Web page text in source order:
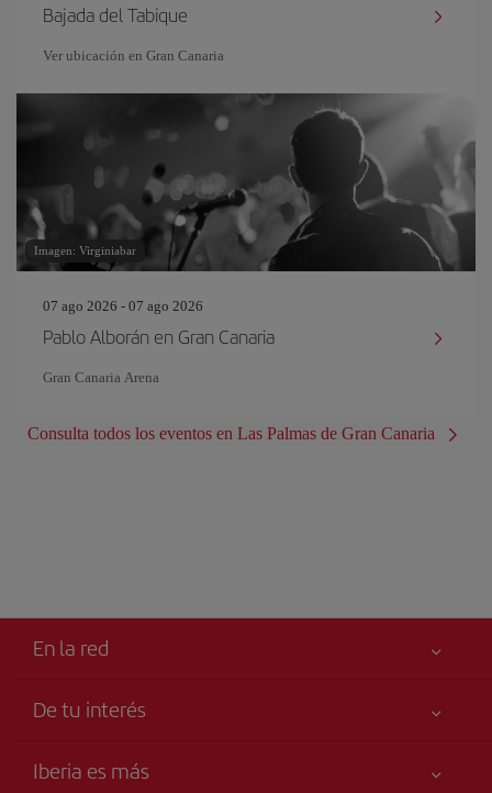
Bajada del Tabique
Ver ubicación en Gran Canaria
Imagen: Virginiabar
07 ago 2026 - 07 ago 2026
Pablo Alborán en Gran Canaria
Gran Canaria Arena
Consulta todos los eventos en Las Palmas de Gran Canaria
En la red
De tu interés
Declaración de accesibilidad
Iberia es más